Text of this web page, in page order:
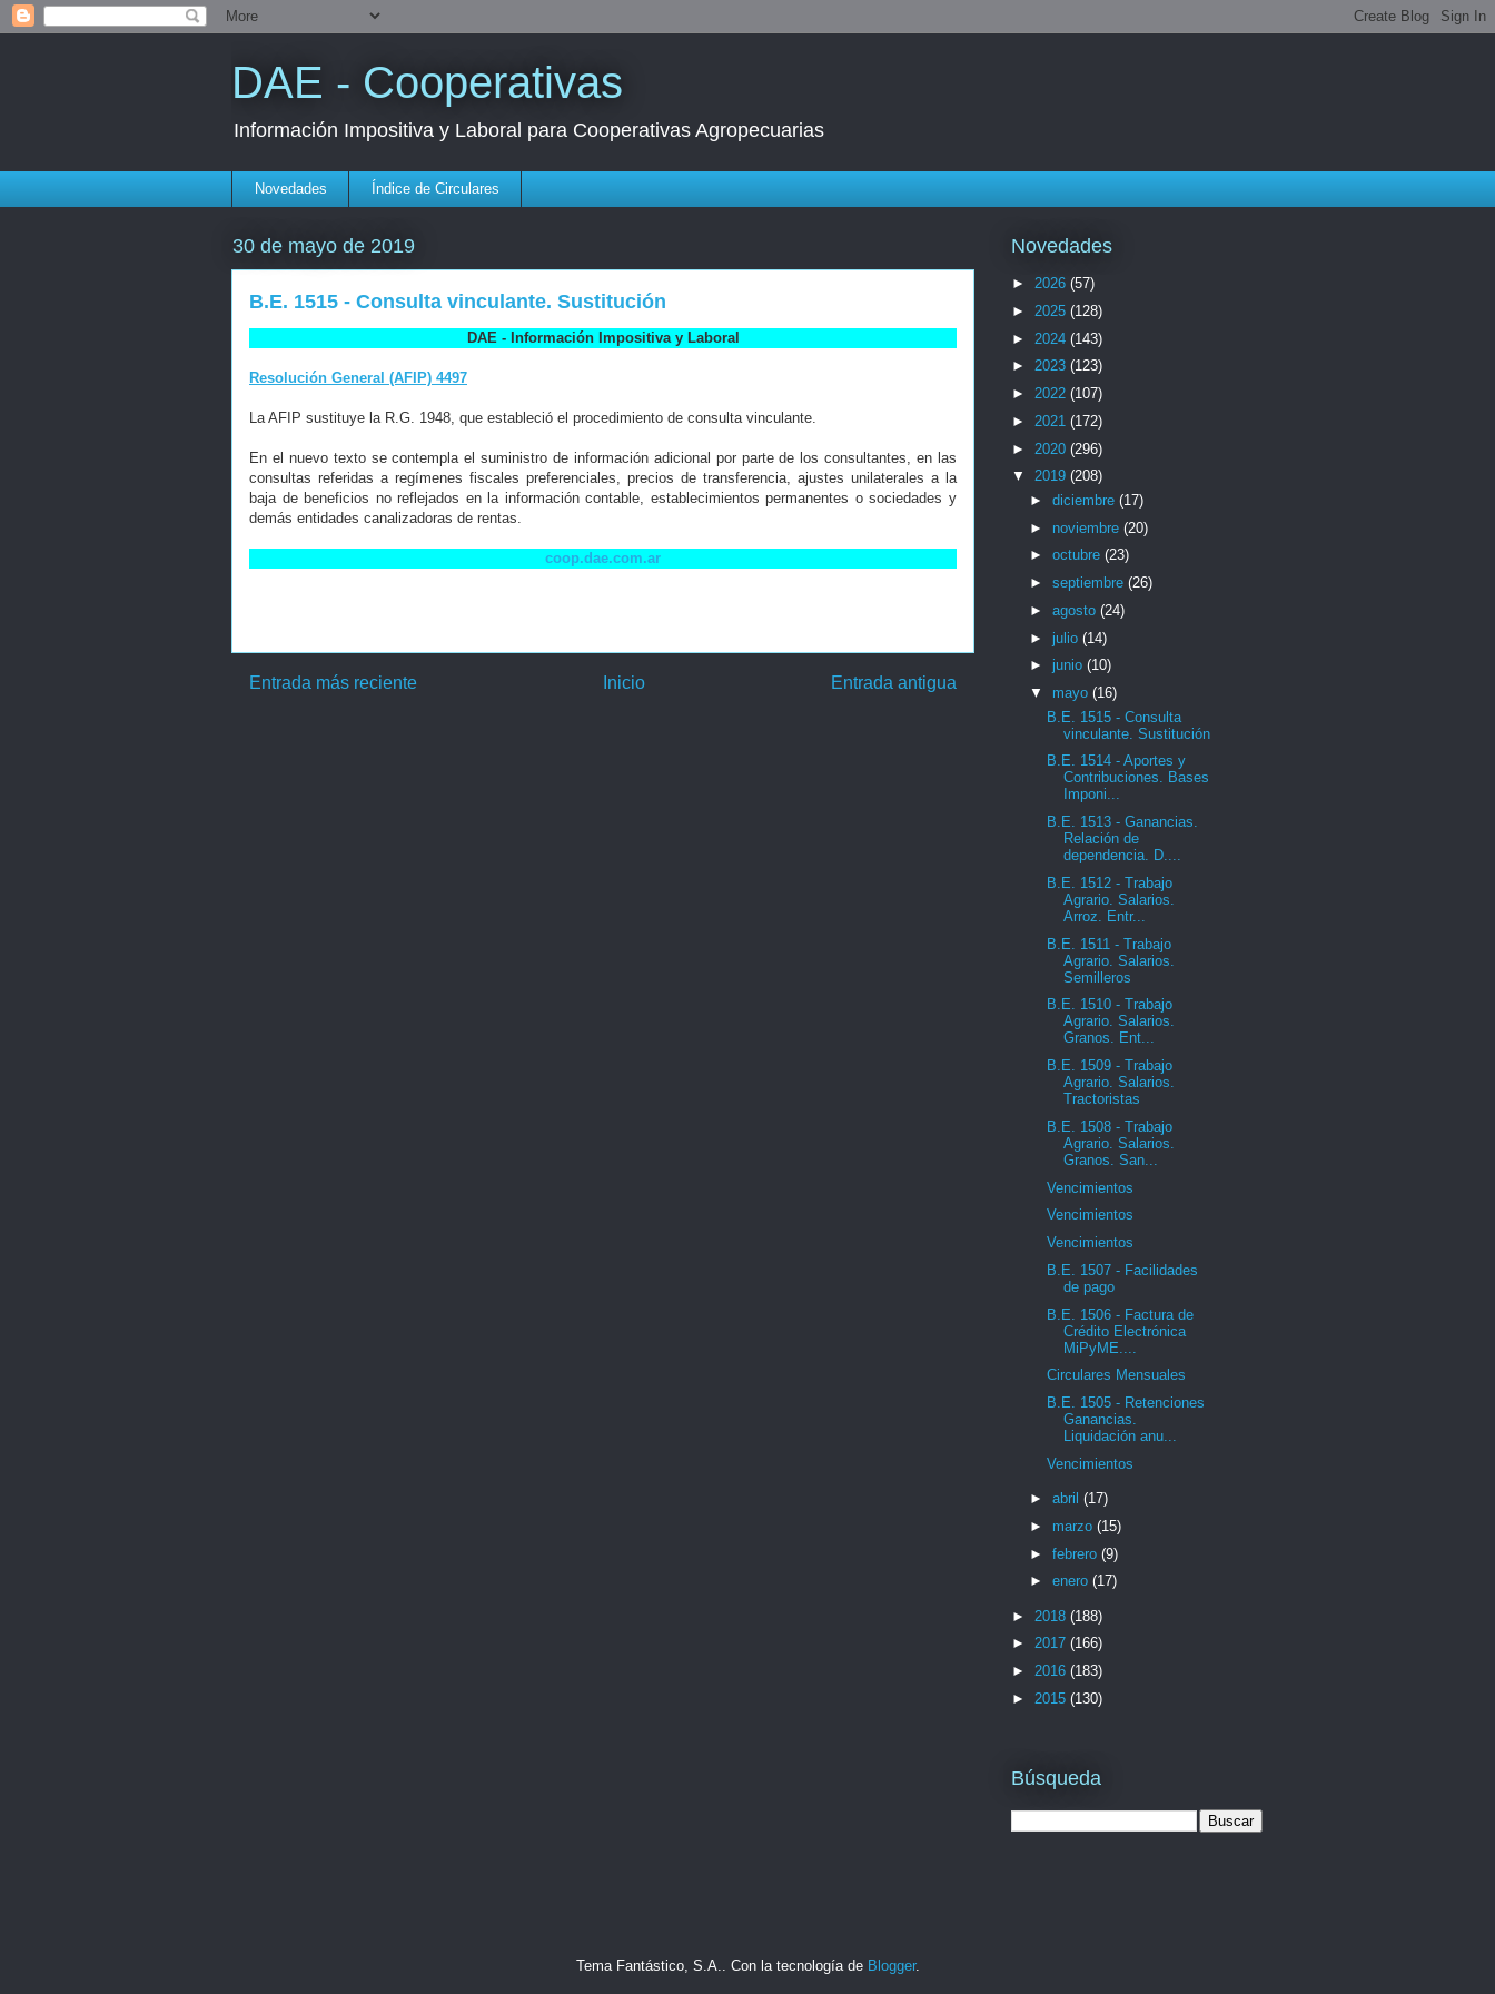
DAE - Cooperativas
Información Impositiva y Laboral para Cooperativas Agropecuarias
Novedades Índice de Circulares
30 de mayo de 2019
B.E. 1515 - Consulta vinculante. Sustitución
DAE - Información Impositiva y Laboral
Resolución General (AFIP) 4497
La AFIP sustituye la R.G. 1948, que estableció el procedimiento de consulta vinculante.
En el nuevo texto se contempla el suministro de información adicional por parte de los consultantes, en las
consultas referidas a regímenes fiscales preferenciales, precios de transferencia, ajustes unilaterales a la
baja de beneficios no reflejados en la información contable, establecimientos permanentes o sociedades y
demás entidades canalizadoras de rentas.
coop.dae.com.ar
Entrada más reciente Entrada antigua
Inicio
Novedades
► 2026 (57)
► 2025 (128)
► 2024 (143)
► 2023 (123)
► 2022 (107)
► 2021 (172)
► 2020 (296)
▼ 2019 (208)
► diciembre (17)
► noviembre (20)
► octubre (23)
► septiembre (26)
► agosto (24)
► julio (14)
► junio (10)
▼ mayo (16)
B.E. 1515 - Consulta
vinculante. Sustitución
B.E. 1514 - Aportes y
Contribuciones. Bases
Imponi...
B.E. 1513 - Ganancias.
Relación de
dependencia. D....
B.E. 1512 - Trabajo
Agrario. Salarios.
Arroz. Entr...
B.E. 1511 - Trabajo
Agrario. Salarios.
Semilleros
B.E. 1510 - Trabajo
Agrario. Salarios.
Granos. Ent...
B.E. 1509 - Trabajo
Agrario. Salarios.
Tractoristas
B.E. 1508 - Trabajo
Agrario. Salarios.
Granos. San...
Vencimientos
Vencimientos
Vencimientos
B.E. 1507 - Facilidades
de pago
B.E. 1506 - Factura de
Crédito Electrónica
MiPyME....
Circulares Mensuales
B.E. 1505 - Retenciones
Ganancias.
Liquidación anu...
Vencimientos
► abril (17)
► marzo (15)
► febrero (9)
► enero (17)
► 2018 (188)
► 2017 (166)
► 2016 (183)
► 2015 (130)
Búsqueda
Tema Fantástico, S.A.. Con la tecnología de Blogger.